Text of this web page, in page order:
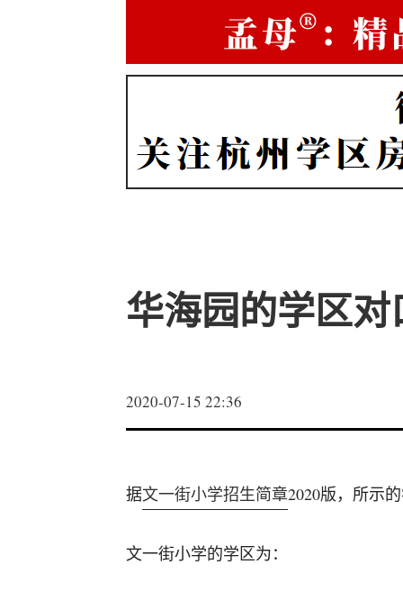
华海园的学区
2020-07-15 22:36
据文一街小学招生简章2020版，所示
文一街小学的学区为：